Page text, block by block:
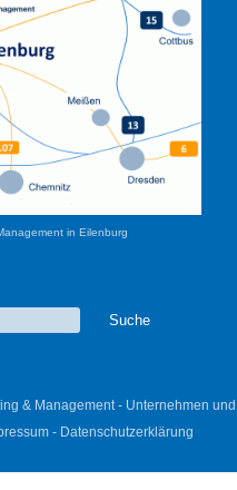
in Eilenburg
& Management - Unternehmen und
- Datenschutzerklärung